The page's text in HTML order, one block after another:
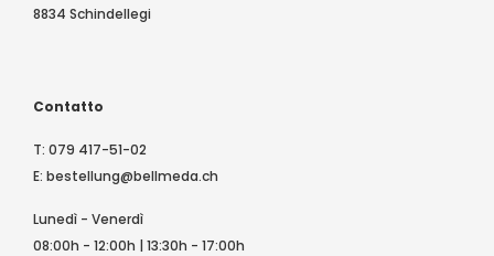
8834 Schindellegi
Contatto
T: 079 417-51-02
E: bestellung@bellmeda.ch
Lunedì - Venerdì
08:00h - 12:00h | 13:30h - 17:00h